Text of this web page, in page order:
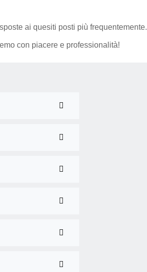
ai quesiti posti più frequentemente.
con piacere e professionalità!